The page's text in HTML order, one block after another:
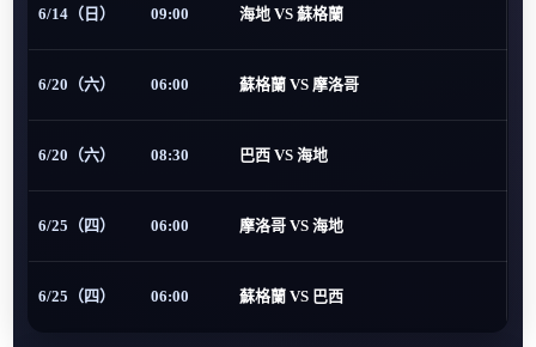
6/14（日） 09:00 海地 VS 蘇格蘭
6/20（六） 06:00 蘇格蘭 VS 摩洛哥
6/20（六） 08:30 巴西 VS 海地
6/25（四） 06:00 摩洛哥 VS 海地
6/25（四） 06:00 蘇格蘭 VS 巴西